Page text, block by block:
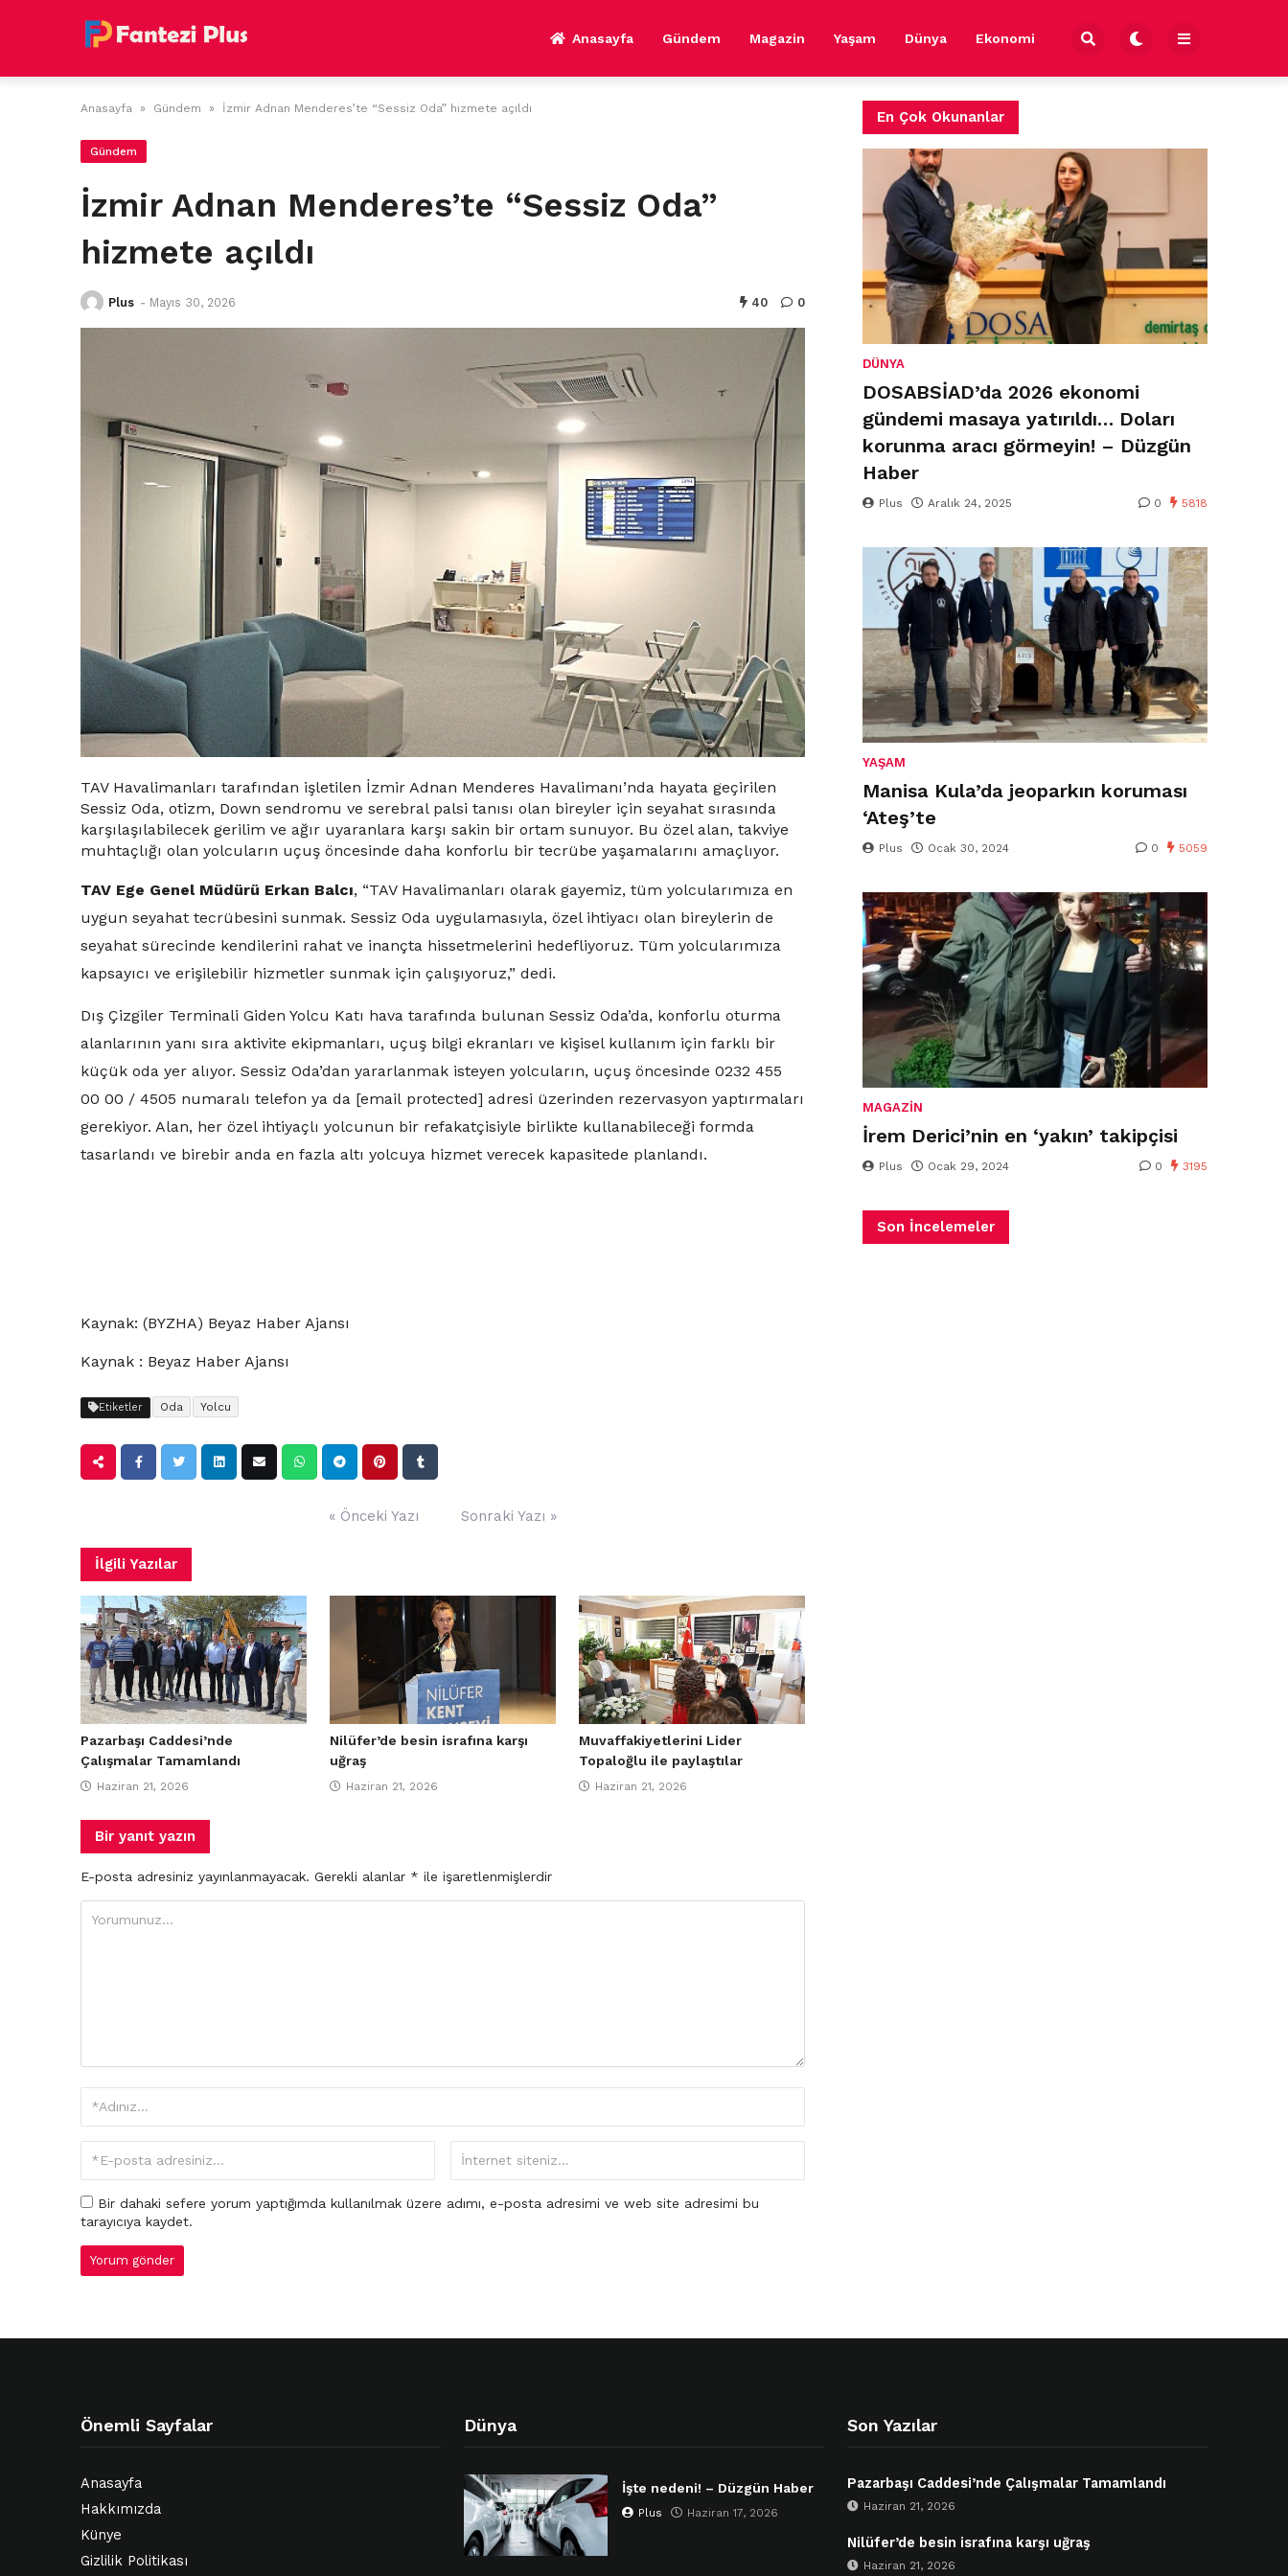
Anasayfa Gündem Magazin Yaşam Dünya Ekonomi
Anasayfa » Gündem » İzmir Adnan Menderes’te “Sessiz Oda” hizmete açıldı
Gündem
İzmir Adnan Menderes’te “Sessiz Oda”
hizmete açıldı
Plus - Mayıs 30, 2026 40 0
TAV Havalimanları tarafından işletilen İzmir Adnan Menderes Havalimanı’nda hayata geçirilen
Sessiz Oda, otizm, Down sendromu ve serebral palsi tanısı olan bireyler için seyahat sırasında
karşılaşılabilecek gerilim ve ağır uyaranlara karşı sakin bir ortam sunuyor. Bu özel alan, takviye
muhtaçlığı olan yolcuların uçuş öncesinde daha konforlu bir tecrübe yaşamalarını amaçlıyor.
TAV Ege Genel Müdürü Erkan Balcı, “TAV Havalimanları olarak gayemiz, tüm yolcularımıza en
uygun seyahat tecrübesini sunmak. Sessiz Oda uygulamasıyla, özel ihtiyacı olan bireylerin de
seyahat sürecinde kendilerini rahat ve inançta hissetmelerini hedefliyoruz. Tüm yolcularımıza
kapsayıcı ve erişilebilir hizmetler sunmak için çalışıyoruz,” dedi.
Dış Çizgiler Terminali Giden Yolcu Katı hava tarafında bulunan Sessiz Oda’da, konforlu oturma
alanlarının yanı sıra aktivite ekipmanları, uçuş bilgi ekranları ve kişisel kullanım için farklı bir
küçük oda yer alıyor. Sessiz Oda’dan yararlanmak isteyen yolcuların, uçuş öncesinde 0232 455
00 00 / 4505 numaralı telefon ya da [email protected] adresi üzerinden rezervasyon yaptırmaları
gerekiyor. Alan, her özel ihtiyaçlı yolcunun bir refakatçisiyle birlikte kullanabileceği formda
tasarlandı ve birebir anda en fazla altı yolcuya hizmet verecek kapasitede planlandı.
Kaynak: (BYZHA) Beyaz Haber Ajansı
Kaynak : Beyaz Haber Ajansı
Etiketler Oda Yolcu
« Önceki Yazı Sonraki Yazı »
İlgili Yazılar
Pazarbaşı Caddesi’nde
Çalışmalar Tamamlandı
Haziran 21, 2026
Nilüfer’de besin israfına karşı
uğraş
Haziran 21, 2026
Muvaffakiyetlerini Lider
Topaloğlu ile paylaştılar
Haziran 21, 2026
Bir yanıt yazın
E-posta adresiniz yayınlanmayacak. Gerekli alanlar * ile işaretlenmişlerdir
Bir dahaki sefere yorum yaptığımda kullanılmak üzere adımı, e-posta adresimi ve web site adresimi bu
tarayıcıya kaydet.
En Çok Okunanlar
DÜNYA
DOSABSİAD’da 2026 ekonomi
gündemi masaya yatırıldı… Doları
korunma aracı görmeyin! – Düzgün
Haber
Plus Aralık 24, 2025 0 5818
YAŞAM
Manisa Kula’da jeoparkın koruması
‘Ateş’te
Plus Ocak 30, 2024 0 5059
MAGAZIN
İrem Derici’nin en ‘yakın’ takipçisi
Plus Ocak 29, 2024 0 3195
Son İncelemeler
Önemli Sayfalar
Anasayfa
Hakkımızda
Künye
Gizlilik Politikası
Dünya
İşte nedeni! – Düzgün Haber
Plus Haziran 17, 2026
Son Yazılar
Pazarbaşı Caddesi’nde Çalışmalar Tamamlandı
Haziran 21, 2026
Nilüfer’de besin israfına karşı uğraş
Haziran 21, 2026